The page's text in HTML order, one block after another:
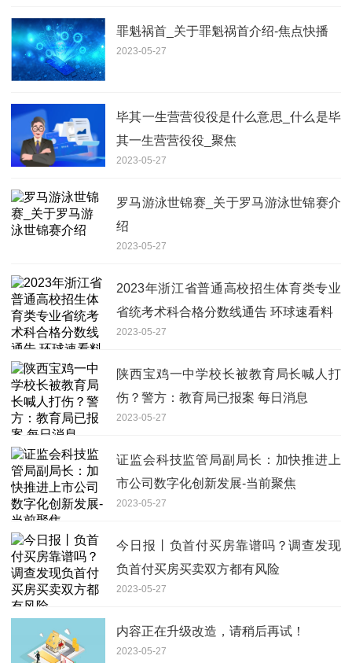
罪魁祸首_关于罪魁祸首介绍-焦点快播
2023-05-27
毕其一生营营役役是什么意思_什么是毕
其一生营营役役_聚焦
2023-05-27
罗马游泳世锦赛_关于罗马游泳世锦赛介
绍
2023-05-27
2023年浙江省普通高校招生体育类专业
省统考术科合格分数线通告 环球速看料
2023-05-27
陕西宝鸡一中学校长被教育局长喊人打
伤？警方：教育局已报案 每日消息
2023-05-27
证监会科技监管局副局长：加快推进上
市公司数字化创新发展-当前聚焦
2023-05-27
今日报丨负首付买房靠谱吗？调查发现
负首付买房买卖双方都有风险
2023-05-27
内容正在升级改造，请稍后再试！
2023-05-27